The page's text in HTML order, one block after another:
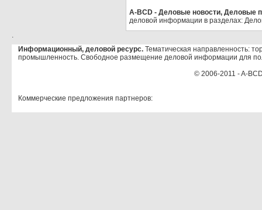
A-BCD - Деловые новости, Деловые
деловой информации в разделах:
.
Информационный, деловой ресурс. Тематическая направленность:
промышленность. Свободное размещение деловой информации для
© 2006-2011 - A-
Коммерческие предложения партнеров: